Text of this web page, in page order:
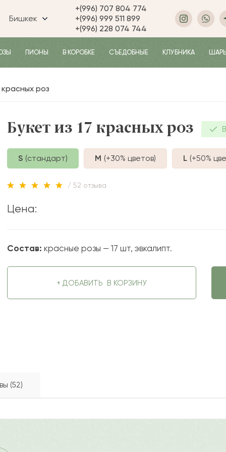
Бишкек
+(996) 707 804 774
+(996) 999 511 899
+(996) 228 074 744
ПИОНЫ В КОРОБКЕ СЪЕДОБНЫЕ КЛУБНИКА
красных роз
Букет из 17 красных роз
S (стандарт) M (+30% цветов) L (+50%
/ 52 отзыва
Цена:
Состав: красные розы — 17 шт, эвкалипт.
+ ДОБАВИТЬ В КОРЗИНУ
(52)
уместна как на юбилее, так и для признания в сильных